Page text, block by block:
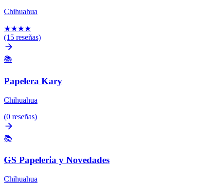
Chihuahua
★★★★
(15 reseñas)
📚
Papelera Kary
Chihuahua
(0 reseñas)
📚
GS Papeleria y Novedades
Chihuahua